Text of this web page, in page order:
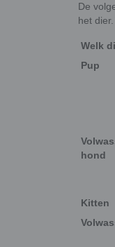
De
het
Welk
Pup
hond
Kitten